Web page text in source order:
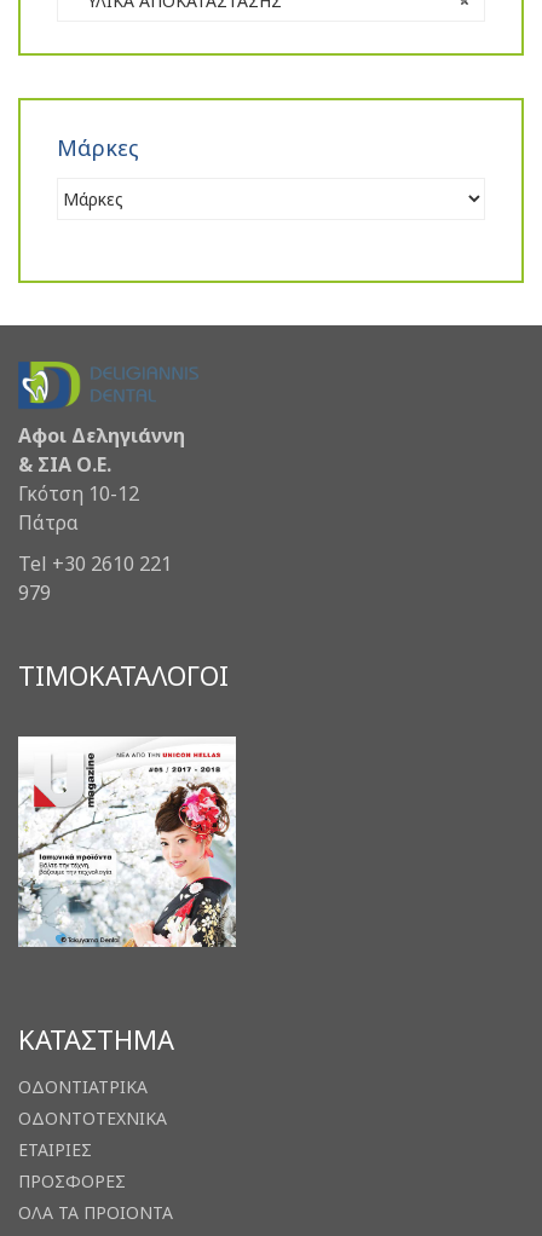
Μάρκες
Αφοι Δεληγιάννη
& ΣΙΑ Ο.Ε.
Γκότση 10-12
Πάτρα
Tel +30 2610 221
979
ΤΙΜΟΚΑΤΑΛΟΓΟΙ
ΚΑΤΑΣΤΗΜΑ
ΟΔΟΝΤΙΑΤΡΙΚΑ
ΟΔΟΝΤΟΤΕΧΝΙΚΑ
ΕΤΑΙΡΙΕΣ
ΠΡΟΣΦΟΡΕΣ
ΟΛΑ ΤΑ ΠΡΟΙΟΝΤΑ